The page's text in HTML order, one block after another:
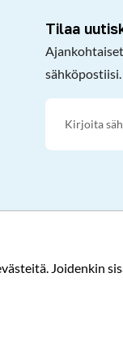
Joidenkin
Tilaa
sähköpostiisi.